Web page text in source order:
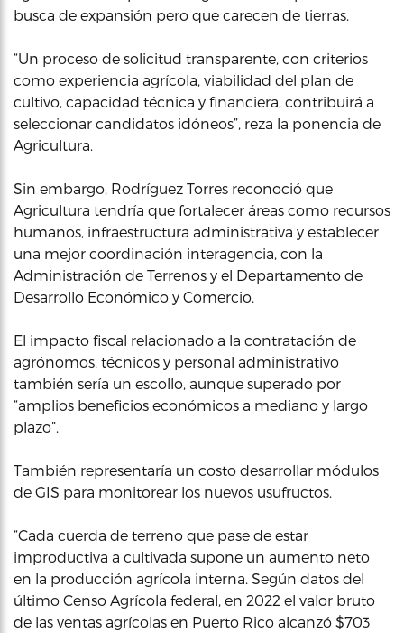
busca de expansión pero que carecen de tierras.
“Un proceso de solicitud transparente, con criterios
como experiencia agrícola, viabilidad del plan de
cultivo, capacidad técnica y financiera, contribuirá a
seleccionar candidatos idóneos”, reza la ponencia de
Agricultura.
Sin embargo, Rodríguez Torres reconoció que
Agricultura tendría que fortalecer áreas como recursos
humanos, infraestructura administrativa y establecer
una mejor coordinación interagencia, con la
Administración de Terrenos y el Departamento de
Desarrollo Económico y Comercio.
El impacto fiscal relacionado a la contratación de
agrónomos, técnicos y personal administrativo
también sería un escollo, aunque superado por
“amplios beneficios económicos a mediano y largo
plazo”.
También representaría un costo desarrollar módulos
de GIS para monitorear los nuevos usufructos.
“Cada cuerda de terreno que pase de estar
improductiva a cultivada supone un aumento neto
en la producción agrícola interna. Según datos del
último Censo Agrícola federal, en 2022 el valor bruto
de las ventas agrícolas en Puerto Rico alcanzó $703